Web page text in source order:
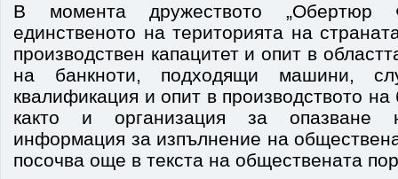
В момента дружеството
единственото на територията на
производствен капацитет и опит в
на банкноти, подходящи машини,
квалификация и опит в производството на
както и организация за опазване
информация за изпълнение на
посочва още в текста на обществената